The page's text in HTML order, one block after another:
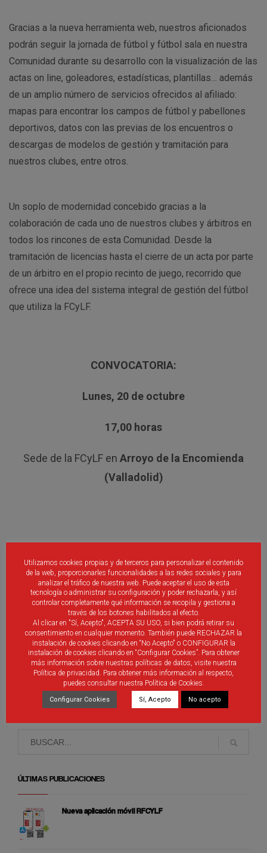
Gracias a la nueva herramienta web, nuestros aficionados
podrán seguir la jornada de fútbol y fútbol sala en nuestra
Comunidad durante su desarrollo con la visualización de las
actas on line, goleadores, estadísticas, plantillas… además
de un amplio número de servicios ofrecidos al afiliado:
mapas para encontrar los campos de fútbol y pabellones
deportivos, datos con las previas de los encuentros o
descargas de modelos de gestión y tramitación para
nuestros clubes, entre otros.
Un soplo de modernidad concebido gracias a la
colaboración de cada uno de nuestros clubes y árbitros en
todos los rincones de esta Comunidad. Desde la
tramitación de licencias hasta el cierre de un acta por parte
de un árbitro en el propio recinto de juego, recorrido que
ofrece una idea del sistema integral de gestión del fútbol
que utiliza la FCyLF.
CONVOCATORIA:
Lunes, 20 de octubre
17,00 horas
Sede de la FCyLF en Arroyo de la Encomienda
(Valladolid)
Facebook
TwitterEmailPrintWhatsApp
Compartir
No Se Han Encontrado Publicaciones Relacionadas.
identificadointroducir un comentario.
ÚLTIMAS PUBLICACIONES
Nueva aplicación móvil RFCYLF
Utilizamos cookies propias y de terceros para personalizar el contenido
de la web, proporcionarles funcionalidades a las redes sociales y para
analizar el tráfico de nuestra web. Puede aceptar el uso de esta
tecnología o administrar su configuración y poder rechazarla, y así
controlar completamente qué información se recopila y gestiona a
través de los botones habilitados al efecto.
Al clicar en "Sí, Acepto", ACEPTA SU USO, si bien podrá retirar su
consentimiento en cualquier momento. También puede RECHAZAR la
instalación de cookies clicando en “No Acepto" o CONFIGURAR la
instalación de cookies clicando en “Configurar Cookies”. Para obtener
más información sobre nuestras políticas de datos, visite nuestra
Política de privacidad. Para obtener más información al respecto,
puedes consultar nuestra Política de Cookies.
Configurar Cookies Sí, Acepto No acepto